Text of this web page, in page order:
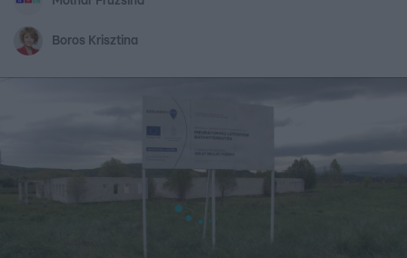
Boros Krisztina